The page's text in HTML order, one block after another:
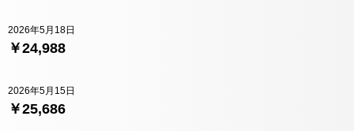
￥24,988
2026年5月18日
￥25,686
2026年5月15日